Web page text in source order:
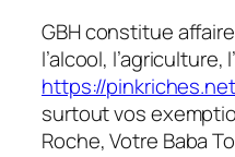
GBH constitue
l’alcool, l’agriculture,
https://
surtout vos
Roche, Votre Baba